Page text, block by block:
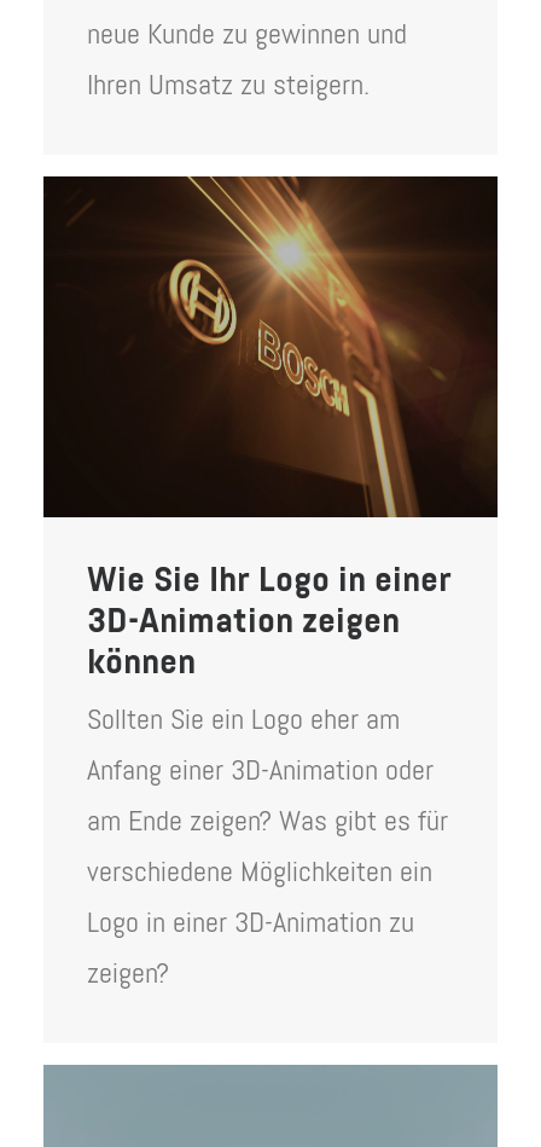
neue Kunde zu gewinnen und
Ihren Umsatz zu steigern.
Wie Sie Ihr Logo in einer
3D-Animation zeigen
können
Sollten Sie ein Logo eher am
Anfang einer 3D-Animation oder
am Ende zeigen? Was gibt es für
verschiedene Möglichkeiten ein
Logo in einer 3D-Animation zu
zeigen?